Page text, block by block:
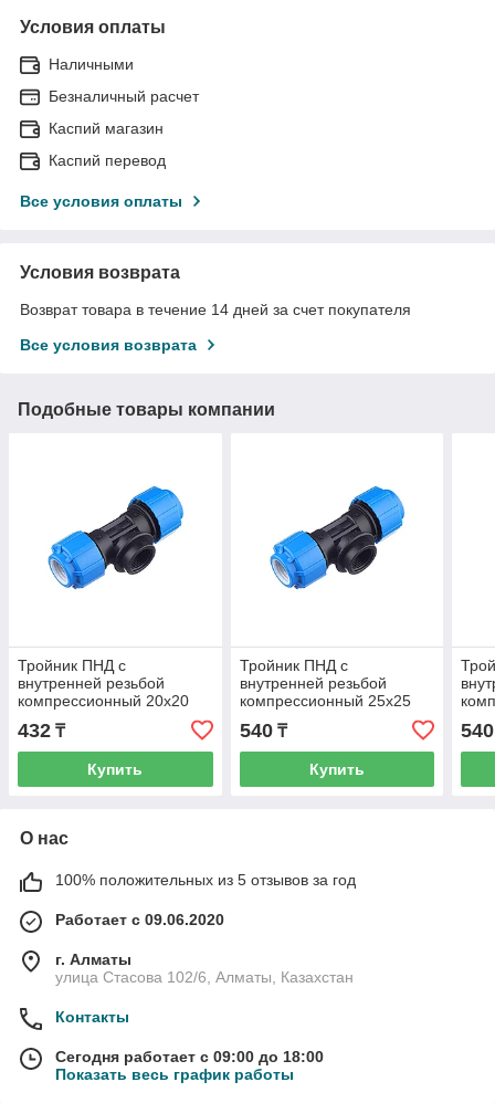
Условия оплаты
Наличными
Безналичный расчет
Каспий магазин
Каспий перевод
Все условия оплаты
Условия возврата
Возврат товара в течение 14 дней за счет покупателя
Все условия возврата
Подобные товары компании
Тройник ПНД с
внутренней резьбой
компрессионный 20x20
432 ₸
Купить
Тройник ПНД с
внутренней резьбой
компрессионный 25x25
540₸
Купить
540
О нас
100% положительных из 5 отзывов за год
Работает с 09.06.2020
г. Алматы
улица Стасова 102/6, Алматы, Казахстан
Контакты
Сегодня работает с 09:00 до 18:00
Показать весь график работы